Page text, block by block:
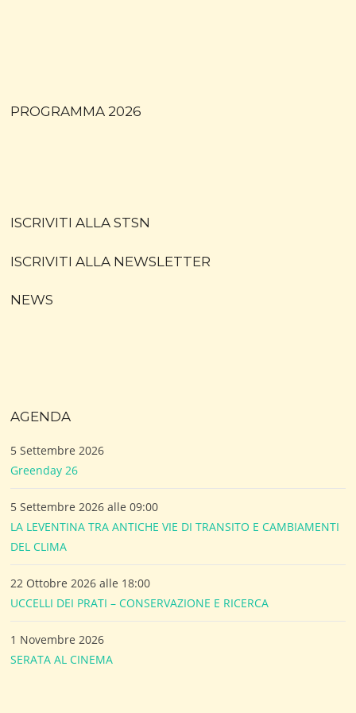
PROGRAMMA 2026
ISCRIVITI ALLA STSN
ISCRIVITI ALLA NEWSLETTER
NEWS
AGENDA
5 Settembre 2026
Greenday 26
5 Settembre 2026 alle 09:00
LA LEVENTINA TRA ANTICHE VIE DI TRANSITO E CAMBIAMENTI
DEL CLIMA
22 Ottobre 2026 alle 18:00
UCCELLI DEI PRATI – CONSERVAZIONE E RICERCA
1 Novembre 2026
SERATA AL CINEMA